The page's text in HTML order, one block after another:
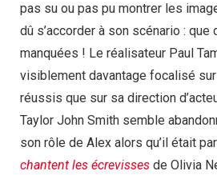
pas su ou pas pu montrer les
dû s’accorder à son scénario : que
manquées ! Le réalisateur Paul
visiblement davantage focalisé
réussis que sur sa direction
Taylor John Smith semble
son rôle de Alex alors qu’il était
chantent les écrevisses de Olivia